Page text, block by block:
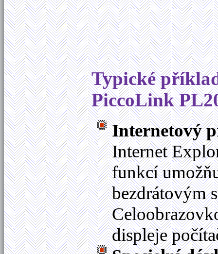
Typické
PiccoLink
Internetový
Internet
funkcí
bezdrátovým
displeje